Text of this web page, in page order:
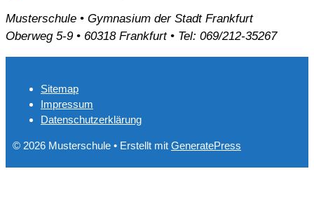
Musterschule • Gymnasium der Stadt Frankfurt
Oberweg 5-9 • 60318 Frankfurt • Tel: 069/212-35267
Sitemap
Impressum
Datenschutzerklärung
© 2026 Musterschule • Erstellt mit GeneratePress